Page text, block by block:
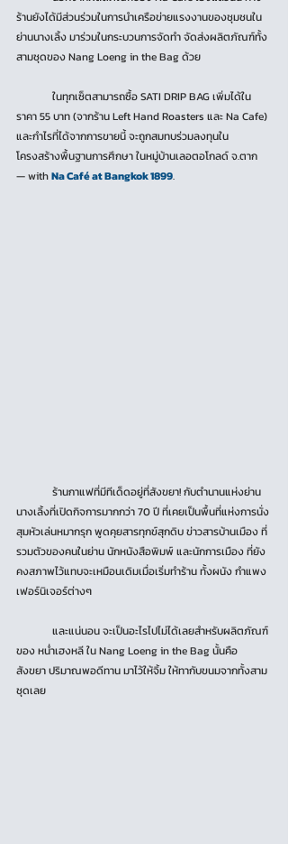
ร้านยังได้มีส่วนร่วมในการนำเครือข่ายแรงงานของชุมชนใน
ย่านนางเลิ้ง มาร่วมในกระบวนการจัดทำ จัดส่งผลิตภัณฑ์ทั้ง
สามชุดของ Nang Loeng in the Bag ด้วย
ราคา 55 บาท (จากร้าน Left Hand Roasters และ Na Cafe)
และกำไรที่ได้จากการขายนี้ จะถูกสมทบร่วมลงทุนใน
โครงสร้างพื้นฐานการศึกษา ในหมู่บ้านเลอตอโกลด์ จ.ตาก
— with Na Café at Bangkok 1899.
นางเลิ้งที่เปิดกิจการมากกว่า 70 ปี ที่เคยเป็นพื้นที่แห่งการนั่ง
สุมหัวเล่นหมากรุก พูดคุยสารทุกข์สุกดิบ ข่าวสารบ้านเมือง ที่
รวมตัวของคนในย่าน นักหนังสือพิมพ์ และนักการเมือง ที่ยัง
คงสภาพไว้แทบจะเหมือนเดิมเมื่อเริ่มทำร้าน ทั้งผนัง กำแพง
เฟอร์นิเจอร์ต่างๆ
ของ หน่ำเฮงหลี ใน Nang Loeng in the Bag นั้นคือ
สังขยา ปริมาณพอดีทาน มาไว้ให้จิ้ม ให้ทากับขนมจากทั้งสาม
ชุดเลย